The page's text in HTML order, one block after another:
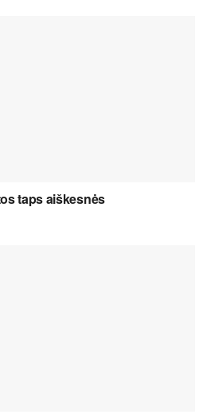
taps aiškesnės